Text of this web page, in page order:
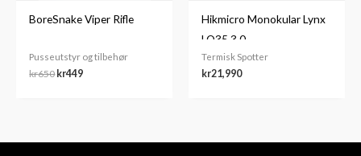
BoreSnake Viper Rifle
Pusseutstyr og tilbehør
kr650kr449
Hikmicro Monokular Lynx
LQ35 3.0
Termisk Spotter
kr21,990